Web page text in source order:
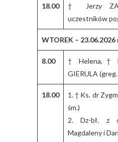
18.00
† Jerzy
uczestników
WTOREK – 23.06.2026
8.00
† Helena, †
GIERULA
18.00
1. † Ks. dr
śm.)
2. Dz-bł. z
Magdaleny i